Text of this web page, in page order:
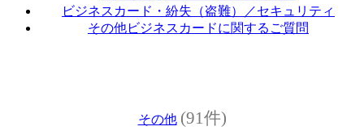
ビジネスカード・紛失（盗難）／セキュリティ
その他ビジネスカードに関するご質問
その他 (91件)